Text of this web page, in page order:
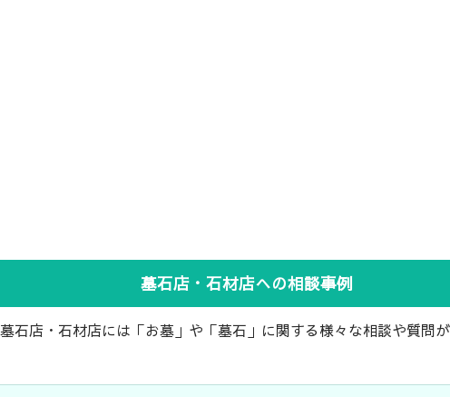
墓石店・石材店への相談事例
石店・石材店には「お墓」や「墓石」に関する様々な相談や質問